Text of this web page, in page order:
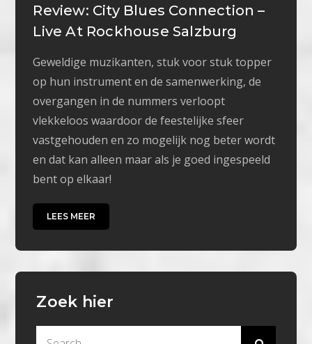
Review: City Blues Connection –
Live At Rockhouse Salzburg
Geweldige muzikanten, stuk voor stuk topper
op hun instrument en de samenwerking, de
overgangen in de nummers verloopt
vlekkeloos waardoor de feestelijke sfeer
vastgehouden en zo mogelijk nog beter wordt
en dat kan alleen maar als je goed ingespeeld
bent op elkaar!
LEES MEER
Zoek hier
Search